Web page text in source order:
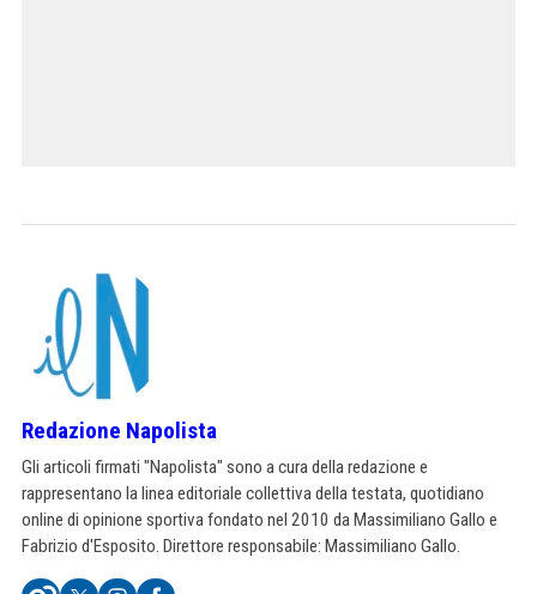
Redazione Napolista
Gli articoli firmati "Napolista" sono a cura della redazione e
rappresentano la linea editoriale collettiva della testata, quotidiano
online di opinione sportiva fondato nel 2010 da Massimiliano Gallo e
Fabrizio d'Esposito. Direttore responsabile: Massimiliano Gallo.